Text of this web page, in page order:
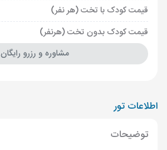
قیمت کودک با تخت (هر نفر)
قیمت کودک بدون تخت (هرنفر)
مشاوره و رزرو رایگان
اطلاعات تور
توضیحات